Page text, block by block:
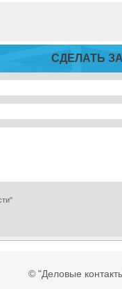
СДЕЛАТЬ
© "Деловые